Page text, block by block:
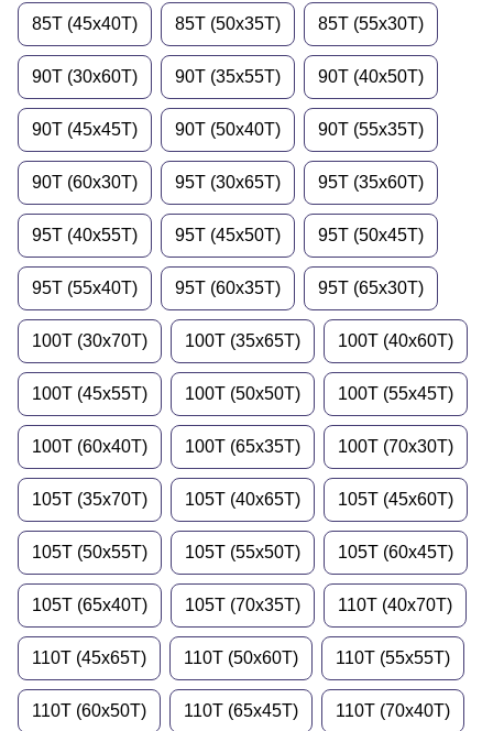
85T (45x40T) 85T (50x35T) 85T (55x30T)
90T (30x60T) 90T (35x55T) 90T (40x50T)
90T (45x45T) 90T (50x40T) 90T (55x35T)
90T (60x30T) 95T (30x65T) 95T (35x60T)
95T (40x55T) 95T (45x50T) 95T (50x45T)
95T (55x40T) 95T (60x35T) 95T (65x30T)
100T (30x70T) 100T (35x65T) 100T (40x60T)
100T (45x55T) 100T (50x50T) 100T (55x45T)
100T (60x40T) 100T (65x35T) 100T (70x30T)
105T (35x70T) 105T (40x65T) 105T (45x60T)
105T (50x55T) 105T (55x50T) 105T (60x45T)
105T (65x40T) 105T (70x35T) 110T (40x70T)
110T (45x65T) 110T (50x60T) 110T (55x55T)
110T (60x50T) 110T (65x45T) 110T (70x40T)